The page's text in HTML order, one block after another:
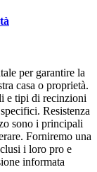
per garantire la
casa o proprietà.
e tipi di recinzioni
Resistenza
sono i principali
Forniremo una
i loro pro e
informata